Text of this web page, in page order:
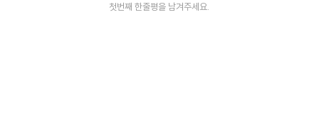
첫번째 한줄평을 남겨주세요.